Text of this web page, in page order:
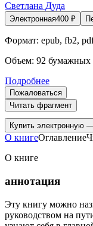
Светлана Дуда
Электронная400 ₽
Формат: epub, fb2,
Объем: 92 бумажных
Подробнее
Пожаловаться
Читать фрагмент
Купить электронную
О книгеОглавление
О книге
аннотация
Эту книгу можно
руководством на